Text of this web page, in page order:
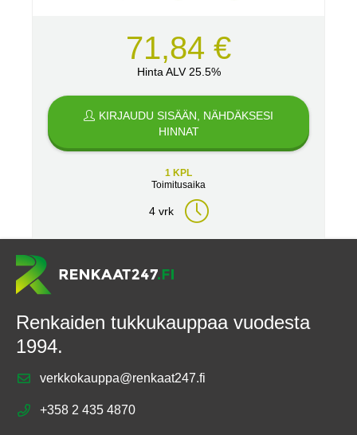
71,84 €
Hinta ALV 25.5%
KIRJAUDU SISÄÄN, NÄHDÄKSESI
HINNAT
1 KPL
Toimitusaika
4 vrk
Renkaiden tukkukauppaa vuodesta
1994.
verkkokauppa@renkaat247.fi
+358 2 435 4870